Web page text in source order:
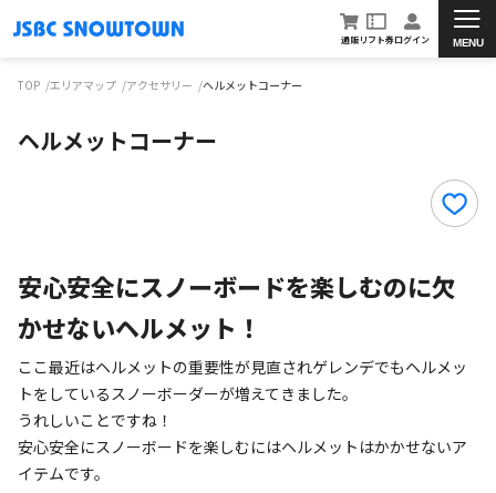
MENU
通販 リフト券ログイン
TOP エリアマップ アクセサリー ヘルメットコーナー
ヘルメットコーナー
安心安全にスノーボードを楽しむのに欠
かせないヘルメット！
ここ最近はヘルメットの重要性が見直されゲレンデでもヘルメッ
トをしているスノーボーダーが増えてきました。
うれしいことですね！
安心安全にスノーボードを楽しむにはヘルメットはかかせないア
イテムです。